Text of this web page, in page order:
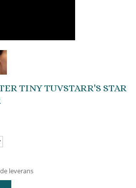
TINY TUVSTARR'S STAR
leverans